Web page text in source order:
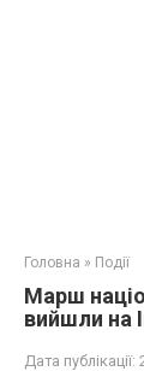
Головна » Події
Марш
вийшли на
Дата публікації: